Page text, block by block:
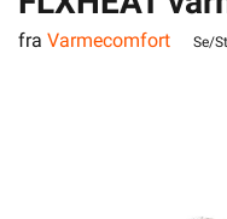
100W/m²
fra Varmecomfort Se/